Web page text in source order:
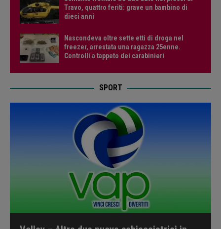
Travo, quattro feriti: grave un bambino di
dieci anni
Nascondeva oltre sette etti di droga nel
freezer, arrestata una ragazza 25enne.
Controlli a tappeto dei carabinieri
SPORT